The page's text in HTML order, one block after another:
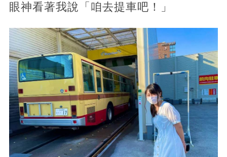
眼神看著我說「咱去提車吧！」